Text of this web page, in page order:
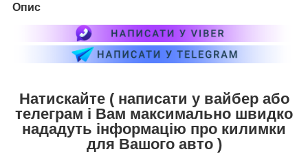
Опис
Натискайте ( написати у вайбер або
телеграм і Вам максимально швидко
нададуть інформацію про килимки
для Вашого авто )